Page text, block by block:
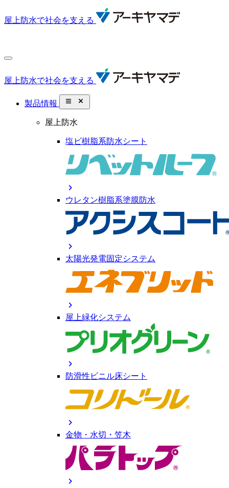
屋上防水で社会を支える
屋上防水で社会を支える
製品情報 close_small
屋上防水
塩ビ樹脂系防水シート
chevron_right
ウレタン樹脂系塗膜防水
chevron_right
太陽光発電固定システム
chevron_right
屋上緑化システム
chevron_right
防滑性ビニル床シート
chevron_right
金物・水切・笠木
chevron_right